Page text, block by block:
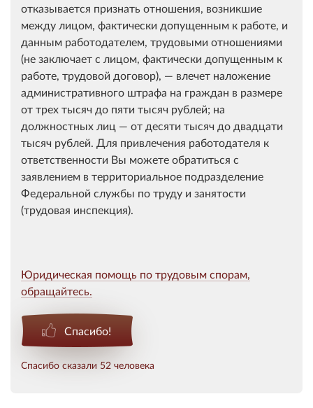
отказывается признать отношения, возникшие
между лицом, фактически допущенным к работе, и
данным работодателем, трудовыми отношениями
(не заключает с лицом, фактически допущенным к
работе, трудовой договор), — влечет наложение
административного штрафа на граждан в размере
от трех тысяч до пяти тысяч рублей; на
должностных лиц — от десяти тысяч до двадцати
тысяч рублей. Для привлечения работодателя к
ответственности Вы можете обратиться с
заявлением в территориальное подразделение
Федеральной службы по труду и занятости
(трудовая инспекция).
Юридическая помощь по трудовым спорам,
обращайтесь.
Спасибо!
Спасибо сказали 52 человека